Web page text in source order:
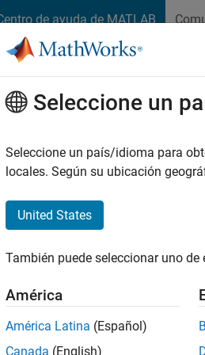
de ayuda de MATLAB
y callbacks
de eliminación de
Puede
Por
un
yn
Seleccione un
Seleccione un país/idioma para
locales. Según su ubicación
United States
También puede seleccionar uno
América
América Latina (Español)
Canada (English)